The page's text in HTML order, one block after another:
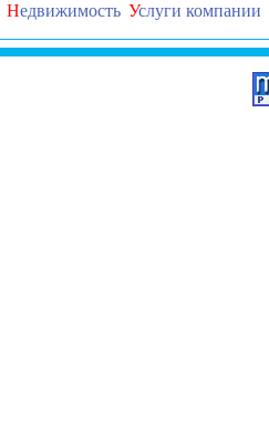
Недвижимость Услуги компании